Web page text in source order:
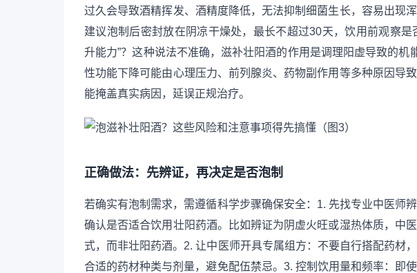
过久会导致酒精挥发、酒精度降低，无法抑制细菌生长，容易出现
建议泡制后密封放在阴凉干燥处，最长不超过30天，饮用前观察是
升能力”？这种说法不准确，滋补壮阳酒的作用是调理阳虚导致的机
性功能下降可能由心理压力、前列腺炎、药物副作用等多种原因导
能掩盖真实病因，延误正规治疗。
正确做法：先辨证，再决定是否泡制
若确实有泡制需求，需遵循科学步骤确保安全：1. 先找专业中医师
确认是否适合饮用壮阳药酒。比如辨证为阴虚火旺或湿热体质，中
式，而非壮阳药酒。2. 让中医师开具专属组方：不要自行搭配药材
合适的药材种类与剂量，避免配伍禁忌。3. 控制饮用量和频率：即